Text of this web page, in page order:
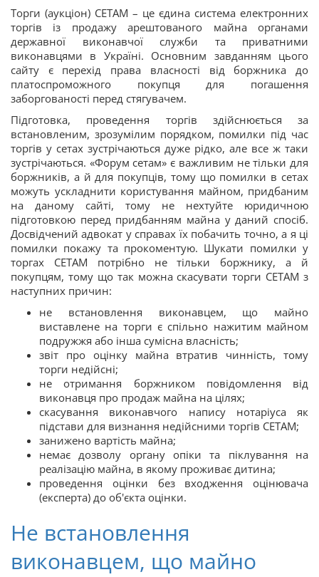
Торги (аукціон) СЕТАМ – це єдина система електронних
торгів із продажу арештованого майна органами
державної виконавчої служби та приватними
виконавцями в Україні. Основним завданням цього
сайту є перехід права власності від боржника до
платоспроможного покупця для погашення
заборгованості перед стягувачем.
Підготовка, проведення торгів здійснюється за
встановленим, зрозумілим порядком, помилки під час
торгів у сетах зустрічаються дуже рідко, але все ж таки
зустрічаються. «Форум сетам» є важливим не тільки для
боржників, а й для покупців, тому що помилки в сетах
можуть ускладнити користування майном, придбаним
на даному сайті, тому не нехтуйте юридичною
підготовкою перед придбанням майна у даний спосіб.
Досвідчений адвокат у справах їх побачить точно, а я ці
помилки покажу та прокоментую. Шукати помилки у
торгах СЕТАМ потрібно не тільки боржнику, а й
покупцям, тому що так можна скасувати торги СЕТАМ з
наступних причин:
не встановлення виконавцем, що майно
виставлене на торги є спільно нажитим майном
подружжя або інша сумісна власність;
звіт про оцінку майна втратив чинність, тому
торги недійсні;
не отримання боржником повідомлення від
виконавця про продаж майна на цілях;
скасування виконавчого напису нотаріуса як
підстави для визнання недійсними торгів СЕТАМ;
занижено вартість майна;
немає дозволу органу опіки та піклування на
реалізацію майна, в якому проживає дитина;
проведення оцінки без входження оцінювача
(експерта) до об'єкта оцінки.
Не встановлення
виконавцем, що майно